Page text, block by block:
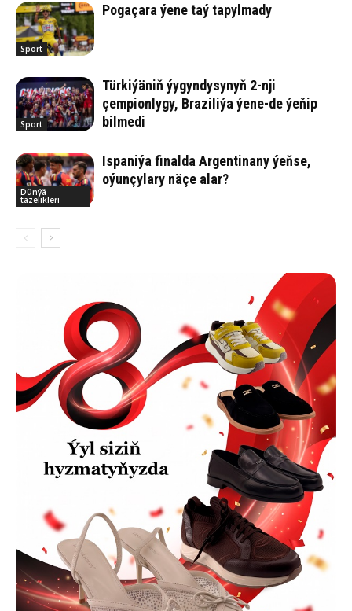
Sport
Pogaçara ýene taý tapylmady
Sport
Türkiýäniň ýygyndysynyň 2-nji
çempionlygy, Braziliýa ýene-de ýeňip
bilmedi
Dünýä
täzelikleri
Ispaniýa finalda Argentinany ýeňse,
oýunçylary näçe alar?